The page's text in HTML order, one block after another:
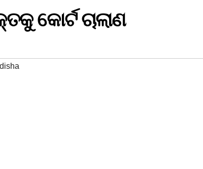
କୋର୍ଟ ଚାଲାଣ